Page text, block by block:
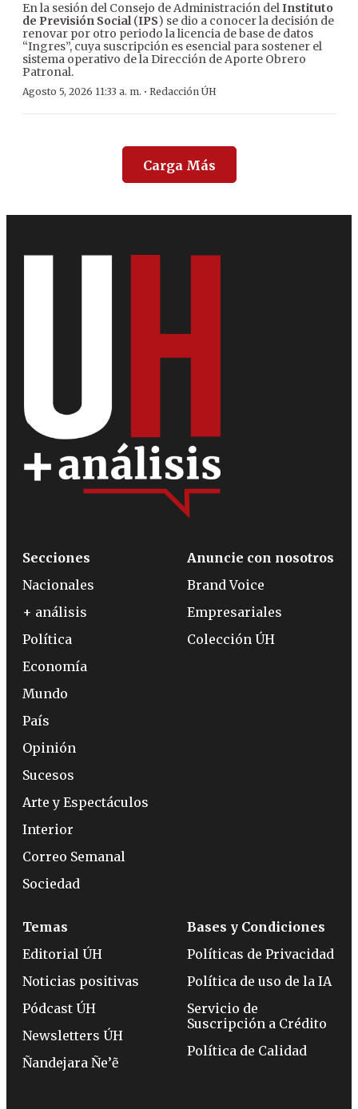
En la sesión del Consejo de Administración delInstituto
de Previsión Social(IPS) se dio a conocer la decisión de
renovar por otro periodo la licencia de base de datos
“Ingres”, cuya suscripción es esencial para sostener el
sistema operativo de la Dirección de Aporte Obrero
Patronal.
Agosto 5, 2026 11:33 a. m. · Redacción ÚH
Carga Más
Secciones
Nacionales
+ análisis
Política
Economía
Mundo
País
Opinión
Sucesos
Arte y Espectáculos
Interior
Correo Semanal
Sociedad
Anuncie con nosotros
Brand Voice
Empresariales
Colección ÚH
Temas
Editorial ÚH
Noticias positivas
Pódcast ÚH
Newsletters ÚH
Ñandejara Ñe’ẽ
Bases y Condiciones
Políticas de Privacidad
Política de uso de la IA
Servicio de
Suscripción a Crédito
Política de Calidad